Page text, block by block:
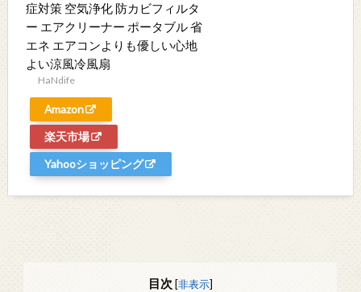
症対策 空気浄化 防カビフィルタ
ー エアクリーナー ポータブル 省
エネ エアコンよりも優しい心地
よい涼風冷風扇
HaNdife
Amazon
楽天市場
Yahooショッピング
目次 [非表示]